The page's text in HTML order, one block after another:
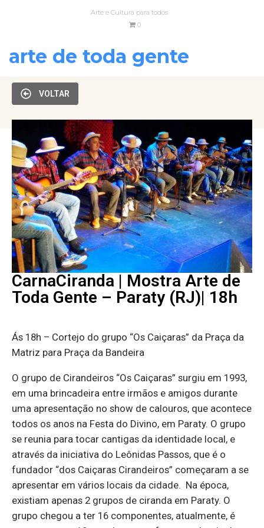
Arte e Cultura para todos
0
arte de toda gente
VOLTAR
CarnaCiranda | Mostra Arte de
Toda Gente – Paraty (RJ)| 18h
Ás 18h – Cortejo do grupo “Os Caiçaras” da Praça da
Matriz para Praça da Bandeira
O grupo de Cirandeiros “Os Caiçaras” surgiu em 1993,
em uma brincadeira entre irmãos e amigos durante
uma apresentação no show de calouros, que acontece
todos os anos na Festa do Divino, em Paraty. O grupo
se reunia para tocar cantigas da identidade local, e
através da iniciativa do Leônidas Passos, que é o
fundador “dos Caiçaras Cirandeiros” começaram a se
apresentar em vários locais da cidade. Na época,
existiam apenas 2 grupos de ciranda em Paraty. O
grupo chegou a ter 16 componentes, atualmente, é